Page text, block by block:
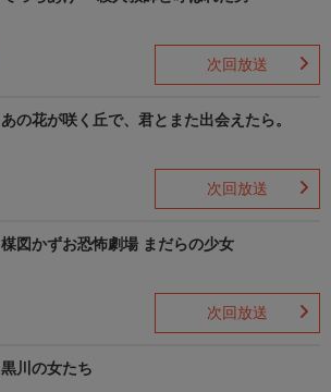
次回放送
あの花が咲く丘で、君とまた出会えたら。
次回放送
楳図かずお恐怖劇場 まだらの少女
次回放送
黒川の女たち